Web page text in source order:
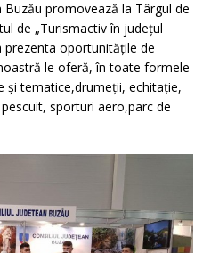
Buzău promovează la Târgul de
de „Turismactiv în judeţul
prezenta oportunităţile de
le oferă, în toate formele
şi tematice,drumeţii, echitaţie,
sporturi aero,parc de